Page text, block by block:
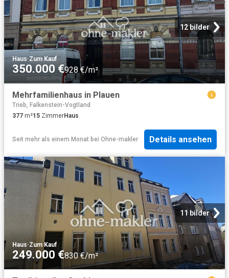
12 bilder
Haus·Zum Kauf
350.000 €928 €/m²
Mehrfamilienhaus in Plauen
Trieb, Falkenstein-Vogtland
377 m²15 ZimmerHaus
Seit mehr als einem Monat bei Ohne-makler Details ansehen
11 bilder
Haus·Zum Kauf
249.000 €830 €/m²